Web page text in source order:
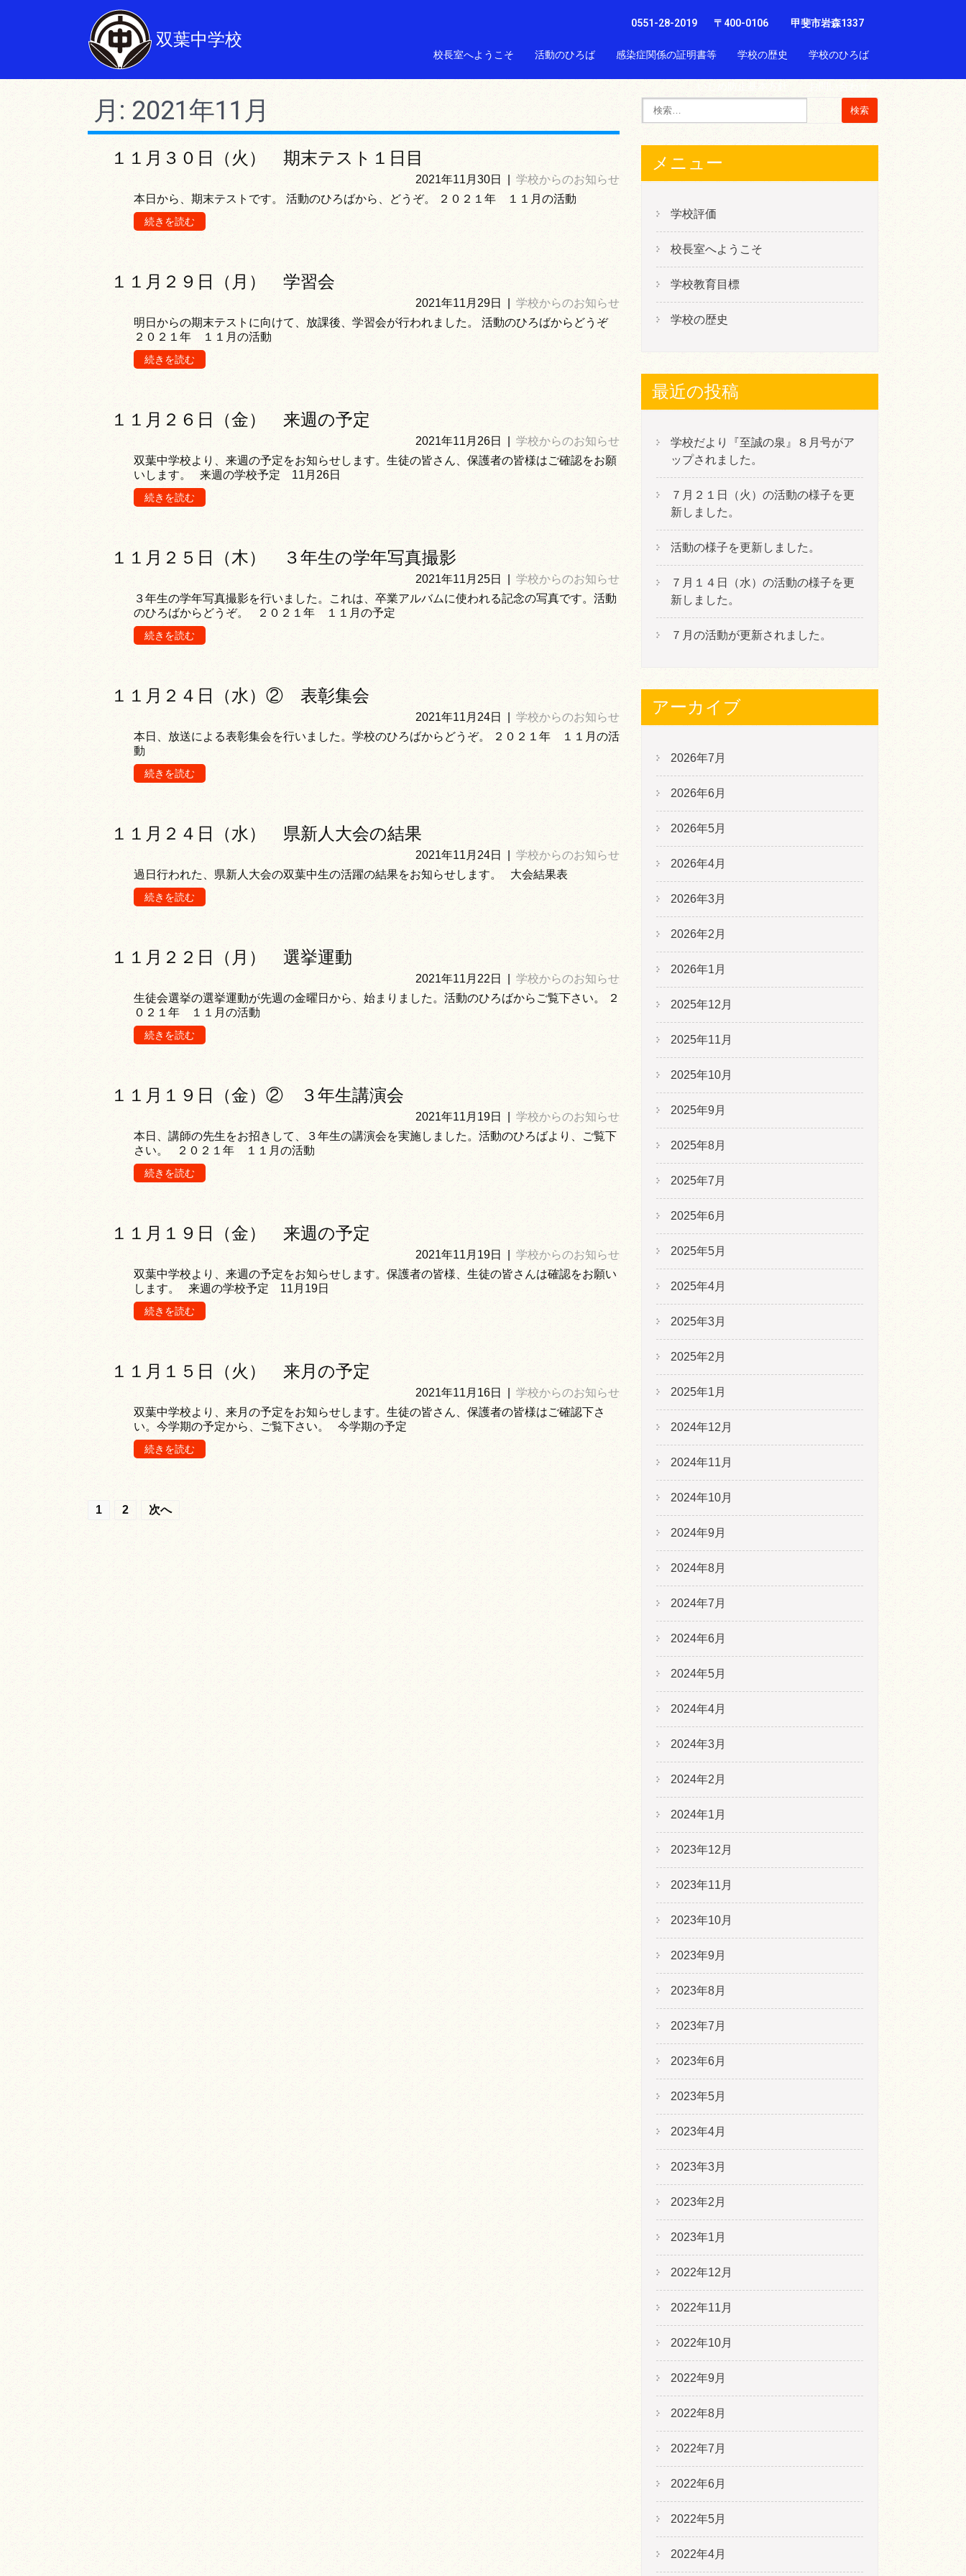
双葉中学校
0551-28-2019 〒400-0106 甲斐市岩森1337
校長室へようこそ 活動のひろば 感染症関係の証明書等 学校の歴史 学校のひろば
月: 2021年11月
１１月３０日（火） 期末テスト１日目
2021年11月30日
学校からのお知らせ
本日から、期末テストです。 活動のひろばから、どうぞ。 ２０２１年 １１月の活動
続きを読む
１１月２９日（月） 学習会
2021年11月29日
学校からのお知らせ
明日からの期末テストに向けて、放課後、学習会が行われました。 活動のひろばからどうぞ
２０２１年 １１月の活動
続きを読む
１１月２６日（金） 来週の予定
2021年11月26日
学校からのお知らせ
双葉中学校より、来週の予定をお知らせします。生徒の皆さん、保護者の皆様はご確認をお願
いします。 来週の学校予定 11月26日
続きを読む
１１月２５日（木） ３年生の学年写真撮影
2021年11月25日
学校からのお知らせ
３年生の学年写真撮影を行いました。これは、卒業アルバムに使われる記念の写真です。活動
のひろばからどうぞ。 ２０２１年 １１月の予定
続きを読む
１１月２４日（水）② 表彰集会
2021年11月24日
学校からのお知らせ
本日、放送による表彰集会を行いました。学校のひろばからどうぞ。 ２０２１年 １１月の活
動
続きを読む
１１月２４日（水） 県新人大会の結果
2021年11月24日
学校からのお知らせ
過日行われた、県新人大会の双葉中生の活躍の結果をお知らせします。 大会結果表
続きを読む
１１月２２日（月） 選挙運動
2021年11月22日
学校からのお知らせ
生徒会選挙の選挙運動が先週の金曜日から、始まりました。活動のひろばからご覧下さい。 ２
０２１年 １１月の活動
続きを読む
１１月１９日（金）② ３年生講演会
2021年11月19日
学校からのお知らせ
本日、講師の先生をお招きして、３年生の講演会を実施しました。活動のひろばより、ご覧下
さい。 ２０２１年 １１月の活動
続きを読む
１１月１９日（金） 来週の予定
2021年11月19日
学校からのお知らせ
双葉中学校より、来週の予定をお知らせします。保護者の皆様、生徒の皆さんは確認をお願い
します。 来週の学校予定 11月19日
続きを読む
１１月１５日（火） 来月の予定
2021年11月16日
学校からのお知らせ
双葉中学校より、来月の予定をお知らせします。生徒の皆さん、保護者の皆様はご確認下さ
い。今学期の予定から、ご覧下さい。 今学期の予定
続きを読む
投
1 2 次へ
メニュー
学校評価
校長室へようこそ
学校教育目標
学校の歴史
最近の投稿
学校だより『至誠の泉』８月号がア
ップされました。
７月２１日（火）の活動の様子を更
新しました。
活動の様子を更新しました。
７月１４日（水）の活動の様子を更
新しました。
７月の活動が更新されました。
アーカイブ
2026年7月
2026年6月
2026年5月
2026年4月
2026年3月
2026年2月
2026年1月
2025年12月
2025年11月
2025年10月
2025年9月
2025年8月
2025年7月
2025年6月
2025年5月
2025年4月
2025年3月
2025年2月
2025年1月
2024年12月
2024年11月
2024年10月
2024年9月
2024年8月
2024年7月
2024年6月
2024年5月
2024年4月
2024年3月
2024年2月
2024年1月
2023年12月
2023年11月
2023年10月
2023年9月
2023年8月
2023年7月
2023年6月
2023年5月
2023年4月
2023年3月
2023年2月
2023年1月
2022年12月
2022年11月
2022年10月
2022年9月
2022年8月
2022年7月
2022年6月
2022年5月
2022年4月